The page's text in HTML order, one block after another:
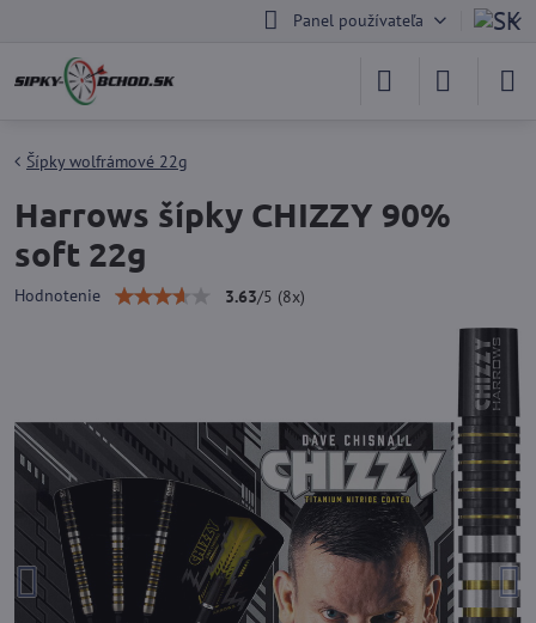
Panel používateľa
Šípky wolfrámové 22g
Harrows šípky CHIZZY 90%
soft 22g
Hodnotenie 3.63/5 (8x)